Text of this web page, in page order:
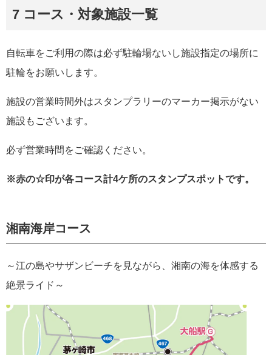
7 コース・対象施設一覧
自転車をご利用の際は必ず駐輪場ないし施設指定の場所に
駐輪をお願いします。
施設の営業時間外はスタンプラリーのマーカー掲示がない
施設もございます。
必ず営業時間をご確認ください。
※赤の☆印が各コース計4ケ所のスタンプスポットです。
湘南海岸コース
～江の島やサザンビーチを見ながら、湘南の海を体感する
絶景ライド～